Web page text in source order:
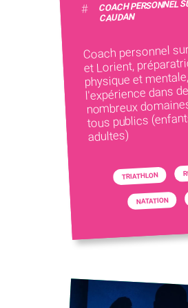
# COACH PERSONNEL
CAUDAN
Coach personnel
et Lorient,
physique et
l'expérience dans de
nombreux
tous publics
adultes)
TRIATHLON
NATATION